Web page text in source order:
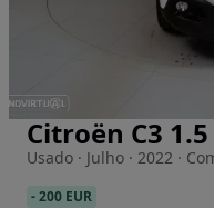
Imagem 1 de 23
Citroën C3
Usado · Julho · 2022 ·
-200 EUR